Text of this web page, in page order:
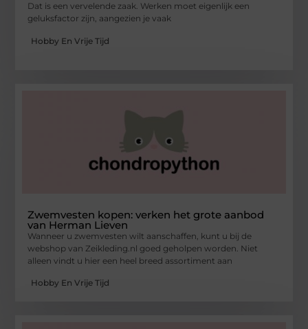
Dat is een vervelende zaak. Werken moet eigenlijk een
geluksfactor zijn, aangezien je vaak
Hobby En Vrije Tijd
Zwemvesten kopen: verken het grote aanbod
van Herman Lieven
Wanneer u zwemvesten wilt aanschaffen, kunt u bij de
webshop van Zeikleding.nl goed geholpen worden. Niet
alleen vindt u hier een heel breed assortiment aan
Hobby En Vrije Tijd